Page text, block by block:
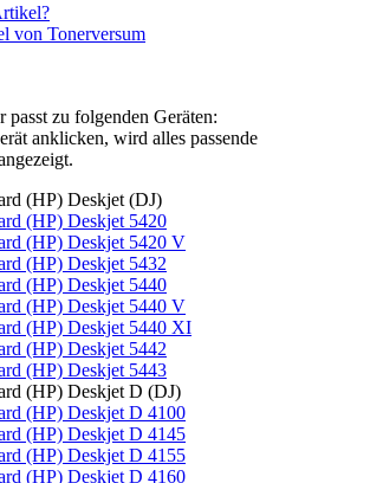
von Tonerversum
passt zu folgenden Geräten:
anklicken, wird alles passende
(HP) Deskjet (DJ)
(HP) Deskjet 5420
(HP) Deskjet 5420 V
(HP) Deskjet 5432
(HP) Deskjet 5440
(HP) Deskjet 5440 V
(HP) Deskjet 5440 XI
(HP) Deskjet 5442
(HP) Deskjet 5443
(HP) Deskjet D (DJ)
(HP) Deskjet D 4100
(HP) Deskjet D 4145
(HP) Deskjet D 4155
(HP) Deskjet D 4160